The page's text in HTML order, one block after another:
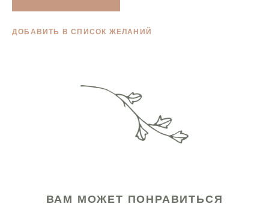
ДОБАВИТЬ В СПИСОК ЖЕЛАНИЙ
ВАМ МОЖЕТ ПОНРАВИТЬСЯ